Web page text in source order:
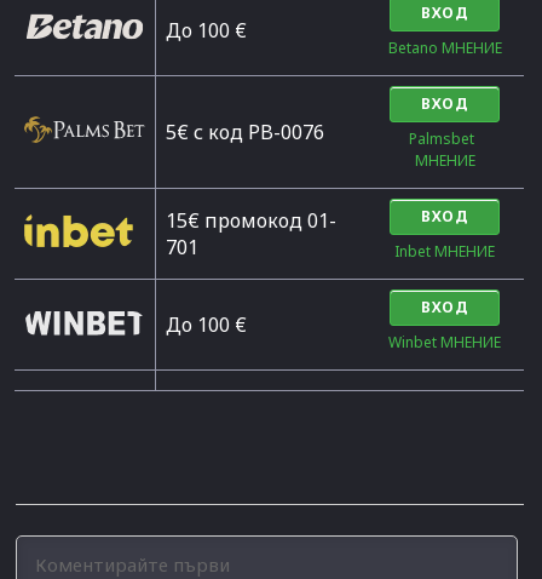
Дo 100 €
ВХОД
Betano МНЕНИЕ
5€ с код PB-0076
ВХОД
Palmsbet
МНЕНИЕ
15€ промокод 01-
701
ВХОД
Inbet МНЕНИЕ
До 100 €
ВХОД
Winbet МНЕНИЕ